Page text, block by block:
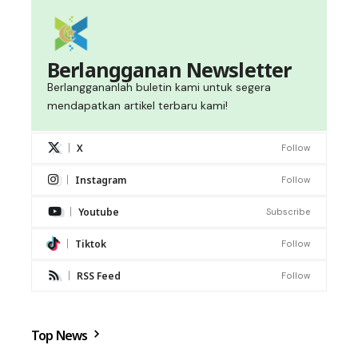
Berlangganan Newsletter
Berlanggananlah buletin kami untuk segera
mendapatkan artikel terbaru kami!
X Follow
Instagram Follow
Youtube Subscribe
Tiktok Follow
RSS Feed Follow
Top News